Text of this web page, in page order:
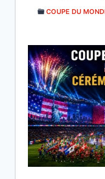
COUPE DU